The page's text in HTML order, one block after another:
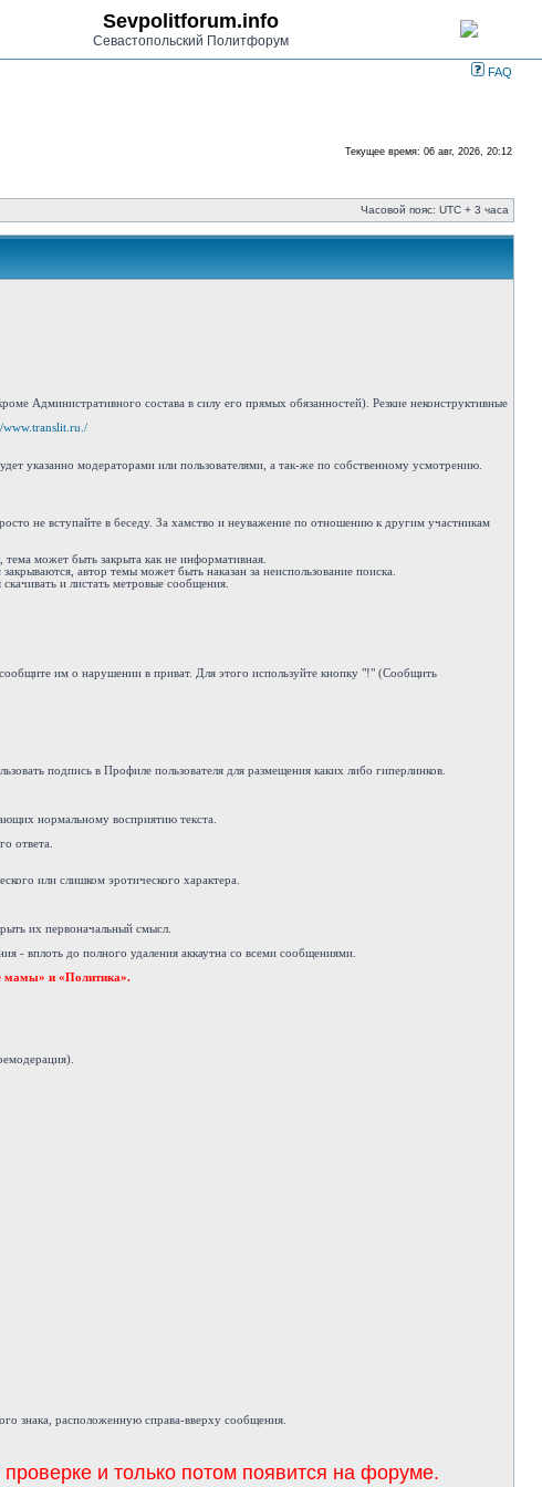
Sevpolitforum.info
Севастопольский Политфорум
FAQ
Текущее время: 06 авг, 2026, 20:12
Часовой пояс: UTC + 3 часа
Административного состава в силу его прямых обязанностей). Резкие неконструктивные
www.translit.ru./
указанно модераторами или пользователями, а так-же по собственному усмотрению.
не вступайте в беседу. За хамство и неуважение по отношению к другим участникам
может быть закрыта как не информативная.
автор темы может быть наказан за неиспользование поиска.
и листать метровые сообщения.
им о нарушении в приват. Для этого используйте кнопку "!" (Сообщить
подпись в Профиле пользователя для размещения каких либо гиперлинков.
нормальному восприятию текста.
ответа.
или слишком эротического характера.
их первоначальный смысл.
- вплоть до полного удаления аккаутна со всеми сообщениями.
мамы» и «Политика».
знака, расположенную справа-вверху сообщения.
и только потом появится на форуме.